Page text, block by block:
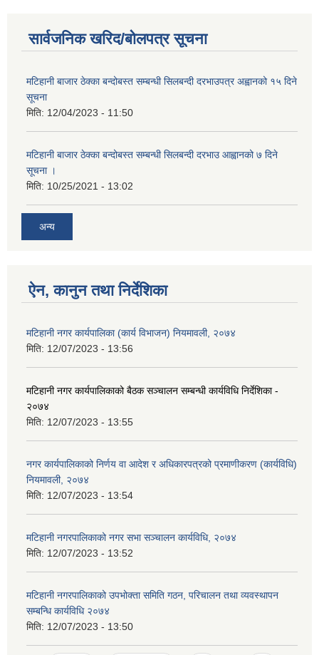
सार्वजनिक खरिद/बोलपत्र सूचना
मटिहानी बाजार ठेक्का बन्दोबस्त सम्बन्धी सिलबन्दी दरभाउपत्र अह्वानको १५ दिने
सूचना
मिति: 12/04/2023 - 11:50
मटिहानी बाजार ठेक्का बन्दोबस्त सम्बन्धी सिलबन्दी दरभाउ आह्वानको ७ दिने
सूचना ।
मिति: 10/25/2021 - 13:02
अन्य
ऐन, कानुन तथा निर्देशिका
मटिहानी नगर कार्यपालिका (कार्य विभाजन) नियमावली, २०७४
मिति: 12/07/2023 - 13:56
मटिहानी नगर कार्यपालिकाको बैठक सञ्चालन सम्बन्धी कार्यविधि निर्देशिका -
२०७४
मिति: 12/07/2023 - 13:55
नगर कार्यपालिकाको निर्णय वा आदेश र अधिकारपत्रको प्रमाणीकरण (कार्यविधि)
नियमावली, २०७४
मिति: 12/07/2023 - 13:54
मटिहानी नगरपालिकाको नगर सभा सञ्चालन कार्यविधि, २०७४
मिति: 12/07/2023 - 13:52
मटिहानी नगरपालिकाको उपभोक्ता समिति गठन, परिचालन तथा व्यवस्थापन
सम्बन्धि कार्यविधि २०७४
मिति: 12/07/2023 - 13:50